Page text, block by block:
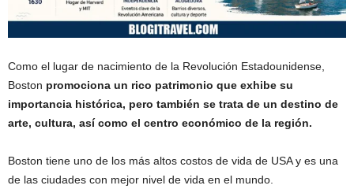
Como el lugar de nacimiento de la Revolución Estadounidense,
Boston promociona un rico patrimonio que exhibe su
importancia histórica, pero también se trata de un destino de
arte, cultura, así como el centro económico de la región.
Boston tiene uno de los más altos costos de vida de USA y es una
de las ciudades con mejor nivel de vida en el mundo.